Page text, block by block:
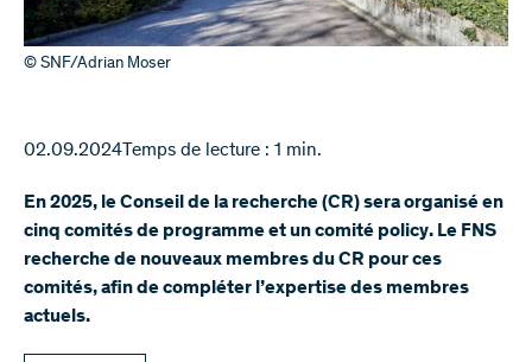
© SNF/Adrian Moser
02.09.2024 Temps de lecture : 1 min.
En 2025, le Conseil de la recherche (CR) sera organisé en
cinq comités de programme et un comité policy. Le FNS
recherche de nouveaux membres du CR pour ces
comités, afin de compléter l’expertise des membres
actuels.